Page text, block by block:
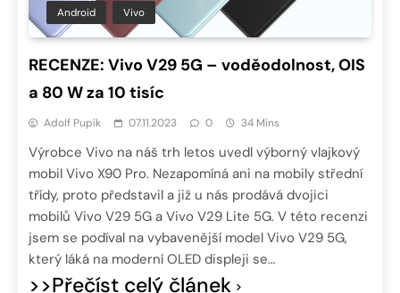
Android Vivo
RECENZE: Vivo V29 5G – voděodolnost, OIS
a 80 W za 10 tisíc
Adolf Pupík 07.11.2023 0 34 Mins
Výrobce Vivo na náš trh letos uvedl výborný vlajkový
mobil Vivo X90 Pro. Nezapomíná ani na mobily střední
třídy, proto představil a již u nás prodává dvojici
mobilů Vivo V29 5G a Vivo V29 Lite 5G. V této recenzi
jsem se podíval na vybavenější model Vivo V29 5G,
který láká na moderní OLED displeji se…
>>Přečíst celý článek